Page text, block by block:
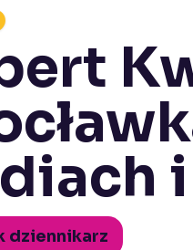
dziennikarz